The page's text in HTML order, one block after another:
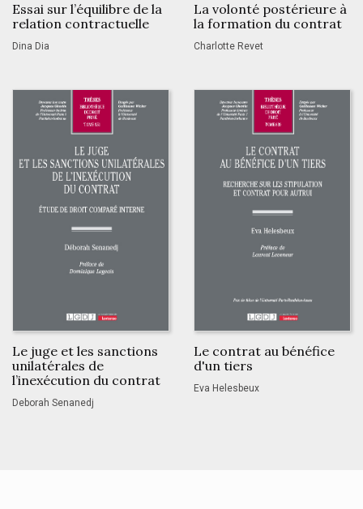
Essai sur l’équilibre de la
relation contractuelle
Dina Dia
La volonté postérieure à
la formation du contrat
Charlotte Revet
Le juge et les sanctions
unilatérales de
l’inexécution du contrat
Deborah Senanedj
Le contrat au bénéfice
d'un tiers
Eva Helesbeux